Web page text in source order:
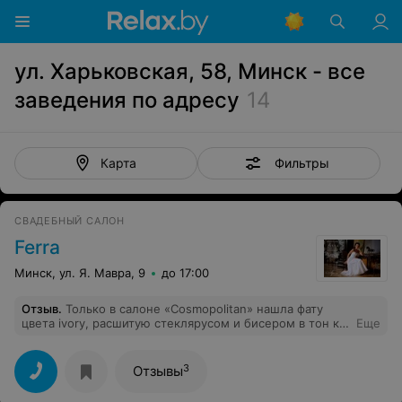
ул. Харьковская, 58, Минск - все
заведения по адресу 14
Карта Фильтры
СВАДЕБНЫЙ САЛОН
Ferra
Минск, ул. Я. Мавра, 9 до 17:00
Отзыв. Только в салоне «Cosmopolitan» нашла фату
цвета ivory, расшитую стеклярусом и бисером в тон к
внимательный и отзывчивый продавец-консультант.
Еще
Отзывы3